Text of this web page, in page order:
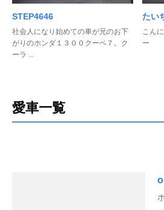
STEP4646
社会人になり始めての車が兄のお下
がりのホンダ１３００クーペ７。ク
ーラ ...
たい
こん
ー
愛車一覧